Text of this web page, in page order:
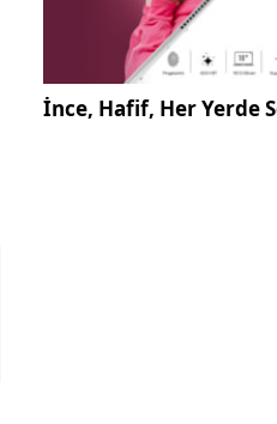
İnce, Hafif, Her Yerde